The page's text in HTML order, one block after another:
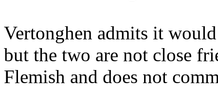
Vertonghen admits it
but the two are not close
Flemish and does not